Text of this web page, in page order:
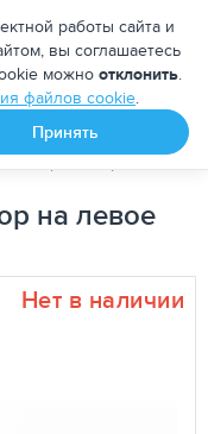
Москва
От блох и клещей
протектор на левое
на левое
Нет в наличии
работы сайта и
вы соглашаетесь
можно отклонить.
файлов cookie.
Принять